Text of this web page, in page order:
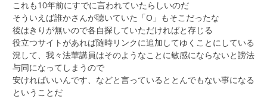
これも10年前にすでに言われていたらしいのだ
そういえば誰かさんが聴いていた「O」もそこだったな
後はきりが無いので各自探していただければと存じる
役立つサイトがあれば随時リンクに追加してゆくことにしている
況して、我々法華講員はそのようなことに敏感にならないと謗法
与同になってしまうので
安ければいいんです、などと言っているととんでもない事になる
ということだ